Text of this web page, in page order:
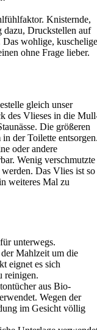
Knisternde,
dazu, Druckstellen auf
wohlige, kuschelige
ohne Frage lieber.
gleich unser
des Vlieses in die
Die größeren
der Toilette
oder andere
Wenig verschmutzte
Das Vlies ist so
weiteres Mal zu
unterwegs.
Mahlzeit um die
eignet es sich
reinigen.
aus Bio-
Wegen der
im Gesicht völlig